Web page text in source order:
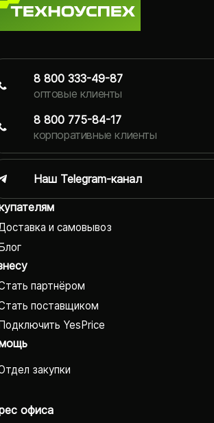
и самовывоз
партнёром
поставщиком
YesPrice
закупки
офиса
8 800 333-49-87
оптовые клиенты
8 800 775-84-17
корпоративные клиенты
Наш Telegram-канал